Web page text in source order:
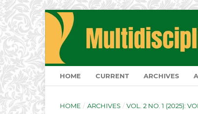
HOME CURRENT ARCHIVES
HOME / ARCHIVES / VOL. 2 NO. 1 (2025):